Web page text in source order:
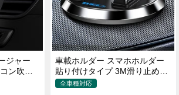
ジャー
ン吹き
車載ホルダー スマホホルダー
貼り付けタイプ 3M滑り止めシ
リコンパッド 全機種
全車種対応